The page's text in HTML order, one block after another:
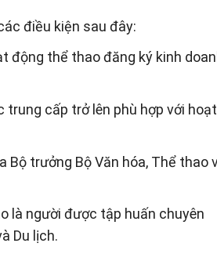
điều kiện sau đây:
động thể thao đăng ký kinh
trung cấp trở lên phù hợp với hoạt
trưởng Bộ Văn hóa, Thể thao
là người được tập huấn chuyên
Du lịch.